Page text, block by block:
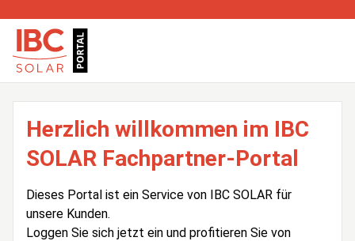
Herzlich willkommen im IBC
SOLAR Fachpartner-Portal
Dieses Portal ist ein Service von IBC SOLAR für
unsere Kunden.
Loggen Sie sich jetzt ein und profitieren Sie von